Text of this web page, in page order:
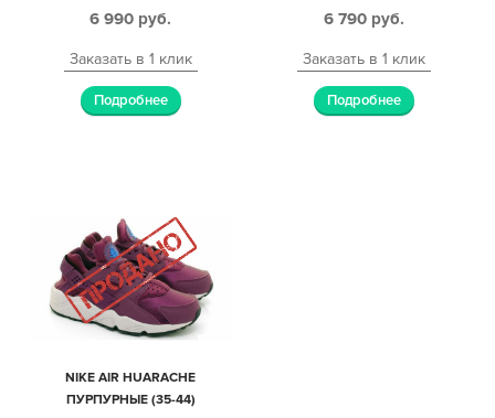
6 990 руб.
Заказать в 1 клик
Подробнее
6 790 руб.
Заказать в 1 клик
Подробнее
NIKE AIR HUARACHE
ПУРПУРНЫЕ (35-44)